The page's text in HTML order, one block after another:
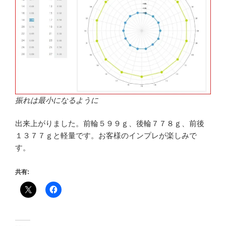
振れは最小になるように
出来上がりました。前輪５９９ｇ、後輪７７８ｇ、前後
１３７７ｇと軽量です。お客様のインプレが楽しみで
す。
共有: